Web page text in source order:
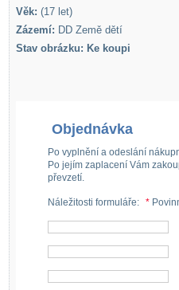
Věk: (17 let)
Zázemí: DD Země dětí
Stav obrázku: Ke koupi
Objednávka
Po vyplnění a odeslání
Po jejím zaplacení Vám
převzetí.
Náležitosti formuláře: *